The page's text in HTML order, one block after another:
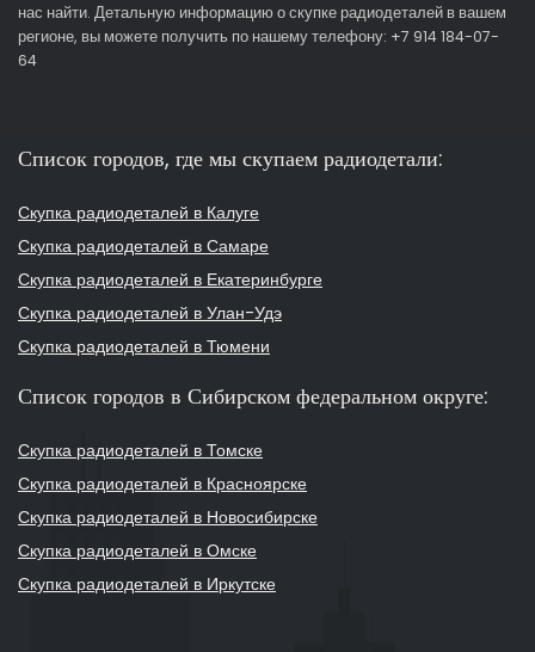
нас найти. Детальную информацию о скупке радиодеталей в вашем
регионе, вы можете получить по нашему телефону: +7 914 184-07-
64
Список городов, где мы скупаем радиодетали:
Скупка радиодеталей в Калуге
Скупка радиодеталей в Самаре
Скупка радиодеталей в Екатеринбурге
Скупка радиодеталей в Улан-Удэ
Скупка радиодеталей в Тюмени
Список городов в Сибирском федеральном округе:
Скупка радиодеталей в Томске
Скупка радиодеталей в Красноярске
Скупка радиодеталей в Новосибирске
Скупка радиодеталей в Омске
Скупка радиодеталей в Иркутске